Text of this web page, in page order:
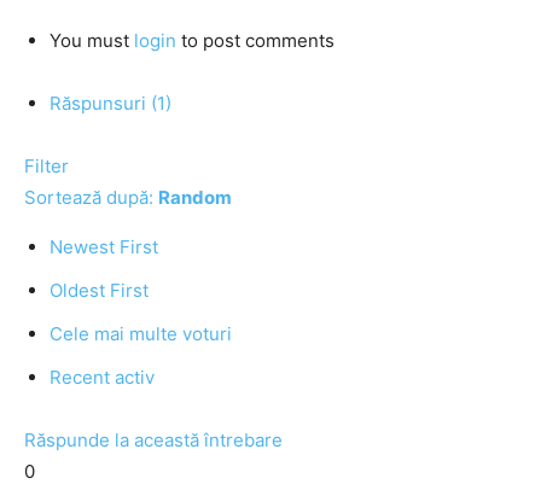
You must login to post comments
Răspunsuri (1)
Filter
Sortează după: Random
Newest First
Oldest First
Cele mai multe voturi
Recent activ
Răspunde la această întrebare
0